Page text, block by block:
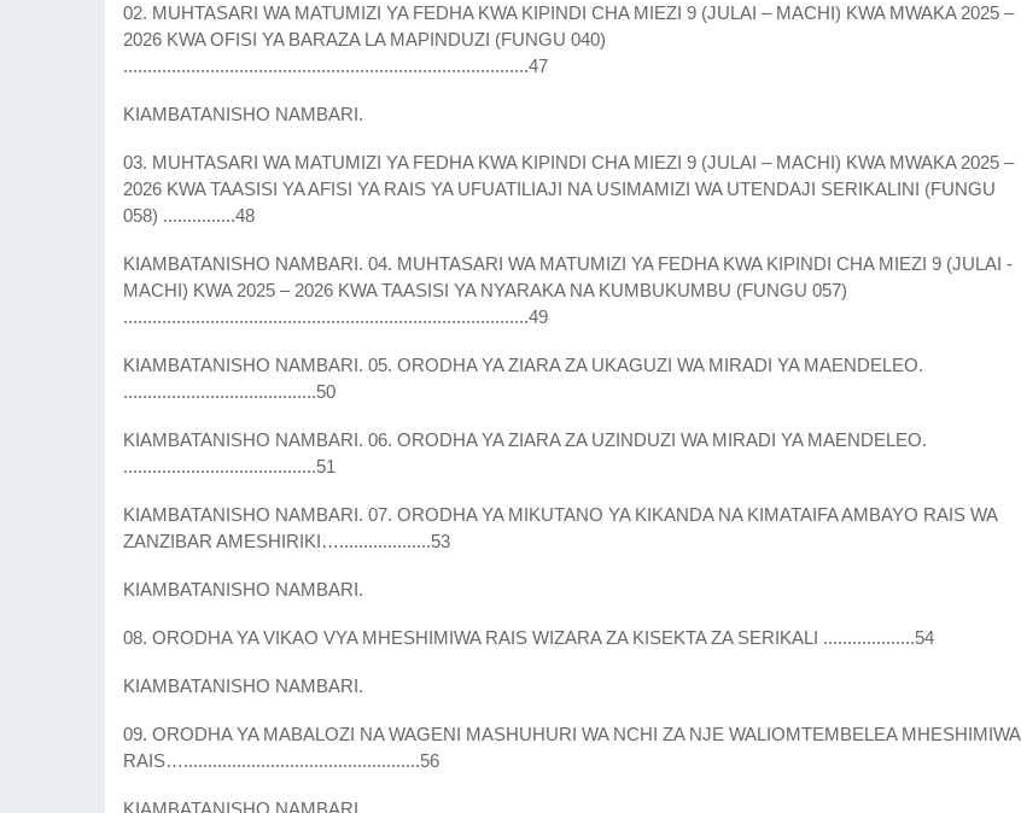
02. MUHTASARI WA MATUMIZI YA FEDHA KWA KIPINDI CHA MIEZI 9 (JULAI – MACHI) KWA MWAKA 2025 –
2026 KWA OFISI YA BARAZA LA MAPINDUZI (FUNGU 040)
....................................................................................47
KIAMBATANISHO NAMBARI.
03. MUHTASARI WA MATUMIZI YA FEDHA KWA KIPINDI CHA MIEZI 9 (JULAI – MACHI) KWA MWAKA 2025 –
2026 KWA TAASISI YA AFISI YA RAIS YA UFUATILIAJI NA USIMAMIZI WA UTENDAJI SERIKALINI (FUNGU
058) ...............48
KIAMBATANISHO NAMBARI. 04. MUHTASARI WA MATUMIZI YA FEDHA KWA KIPINDI CHA MIEZI 9 (JULAI -
MACHI) KWA 2025 – 2026 KWA TAASISI YA NYARAKA NA KUMBUKUMBU (FUNGU 057)
....................................................................................49
KIAMBATANISHO NAMBARI. 05. ORODHA YA ZIARA ZA UKAGUZI WA MIRADI YA MAENDELEO.
........................................50
KIAMBATANISHO NAMBARI. 06. ORODHA YA ZIARA ZA UZINDUZI WA MIRADI YA MAENDELEO.
........................................51
KIAMBATANISHO NAMBARI. 07. ORODHA YA MIKUTANO YA KIKANDA NA KIMATAIFA AMBAYO RAIS WA
ZANZIBAR AMESHIRIKI…...................53
KIAMBATANISHO NAMBARI.
08. ORODHA YA VIKAO VYA MHESHIMIWA RAIS WIZARA ZA KISEKTA ZA SERIKALI ...................54
KIAMBATANISHO NAMBARI.
09. ORODHA YA MABALOZI NA WAGENI MASHUHURI WA NCHI ZA NJE WALIOMTEMBELEA MHESHIMIWA
RAIS….................................................56
KIAMBATANISHO NAMBARI.